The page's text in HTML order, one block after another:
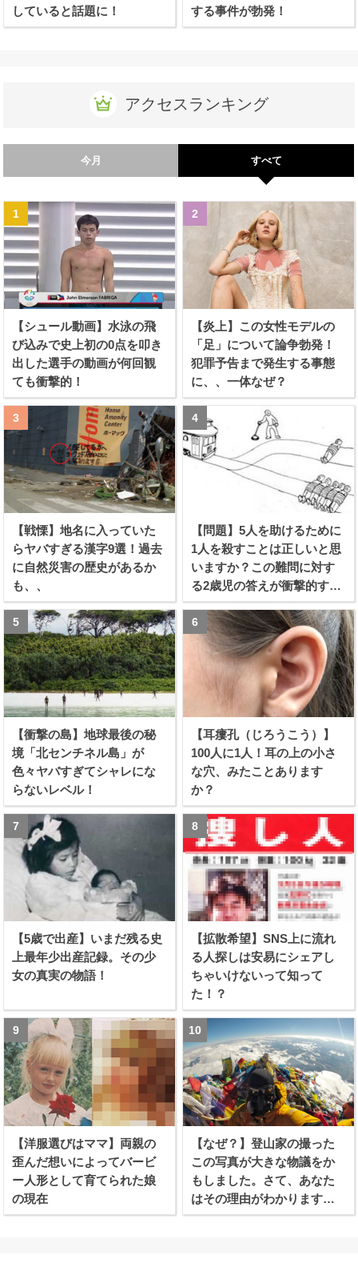
していると話題に！
する事件が勃発！
アクセスランキング
今月 すべて
【シュール動画】水泳の飛
び込みで史上初の0点を叩き
出した選手の動画が何回観
ても衝撃的！
【炎上】この女性モデルの
「足」について論争勃発！
犯罪予告まで発生する事態
に、、一体なぜ？
【戦慄】地名に入っていた
らヤバすぎる漢字9選！過去
に自然災害の歴史があるか
も、、
【問題】5人を助けるために
1人を殺すことは正しいと思
いますか？この難問に対す
る2歳児の答えが衝撃的すぎ
る！！
【衝撃の島】地球最後の秘
境「北センチネル島」が
色々ヤバすぎてシャレにな
らないレベル！
【耳瘻孔（じろうこう）】
100人に1人！耳の上の小さ
な穴、みたことあります
か？
【5歳で出産】いまだ残る史
上最年少出産記録。その少
女の真実の物語！
【拡散希望】SNS上に流れ
る人探しは安易にシェアし
ちゃいけないって知って
た！？
【洋服選びはママ】両親の
歪んだ想いによってバービ
ー人形として育てられた娘
の現在
【なぜ？】登山家の撮った
この写真が大きな物議をか
もしました。さて、あなた
はその理由がわかります
か？